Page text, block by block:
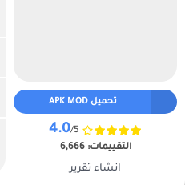
تحميل APK MOD
4.0/5
التقييمات:6,666
انشاء تقرير